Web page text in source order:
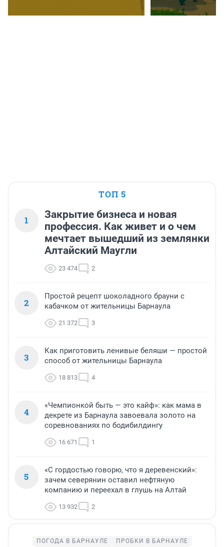
ТОП 5
1
Закрытие бизнеса и новая
профессия. Как живет и о чем
мечтает вышедший из землянки
Алтайский Маугли
23 474 2
2
Простой рецепт шоколадного брауни с
кабачком от жительницы Барнаула
21 372 3
3
Как приготовить ленивые беляши — простой
способ от жительницы Барнаула
18 813 4
4
«Чемпионкой быть — это кайф»: как мама в
декрете из Барнаула завоевала золото на
соревнованиях по бодибилдингу
16 671 1
5
«С гордостью говорю, что я деревенский»:
зачем северянин оставил нефтяную
компанию и переехал в глушь на Алтай
13 932 2
ПОГОДА В БАРНАУЛЕ
ПРОБКИ В БАРНАУЛЕ